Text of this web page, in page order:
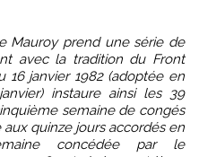
Mauroy prend une série de
avec la tradition du Front
16 janvier 1982 (adoptée en
instaure ainsi les 39
semaine de congés
quinze jours accordés en
concédée par le